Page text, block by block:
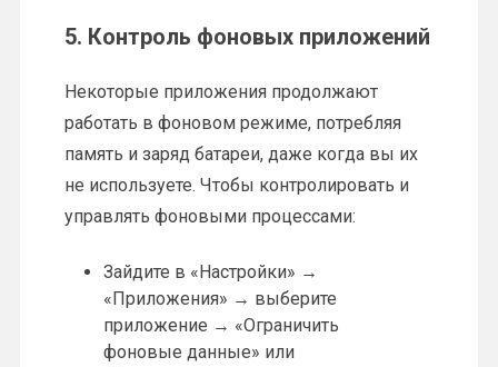
5. Контроль фоновых приложений
Некоторые приложения продолжают
работать в фоновом режиме, потребляя
память и заряд батареи, даже когда вы их
не используете. Чтобы контролировать и
управлять фоновыми процессами:
Зайдите в «Настройки» →
«Приложения» → выберите
приложение → «Ограничить
фоновые данные» или